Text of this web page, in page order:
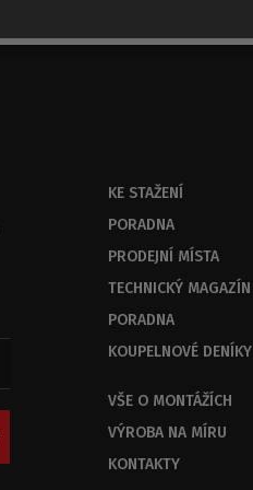
KE STAŽENÍ
PORADNA
PRODEJNÍ MÍSTA
TECHNICKÝ MAGAZÍN
PORADNA
KOUPELNOVÉ DENÍKY
VŠE O MONTÁŽÍCH
VÝROBA NA MÍRU
KONTAKTY